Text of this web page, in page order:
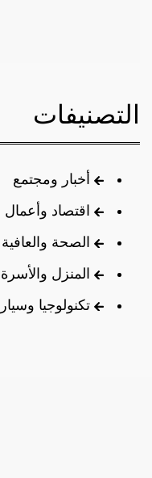
التصنيفات
أخبار ومجتمع
اقتصاد وأعمال
الصحة والعافية
المنزل والأسرة
تكنولوجيا